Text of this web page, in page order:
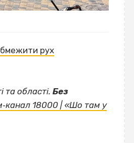
рух
та області. Без
18000 | «Шо там у